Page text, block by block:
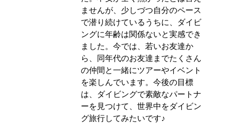
ませんが、少しづつ自分のペース
で潜り続けているうちに、ダイビ
ングに年齢は関係ないと実感でき
ました。今では、若いお友達か
ら、同年代のお友達までたくさん
の仲間と一緒にツアーやイベント
を楽しんでいます。今後の目標
は、ダイビングで素敵なパートナ
ーを見つけて、世界中をダイビン
グ旅行してみたいです♪